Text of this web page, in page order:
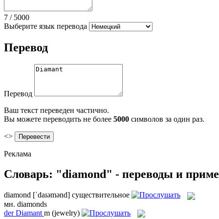
7 / 5000
Выберите язык перевода
Перевод
Перевод
Ваш текст переведен частично.
Вы можете переводить не более 5000 символов за один раз.
<>
Реклама
Словарь: "diamond" - переводы и
diamond [ˈdaɪəmənd] существительное
мн. diamonds
derDiamant m (jewelry)